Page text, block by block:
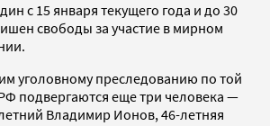
с 15 января текущего года и до 30
свободы за участие в мирном
уголовному преследованию по той
подвергаются еще три человека —
Владимир Ионов, 46-летняя